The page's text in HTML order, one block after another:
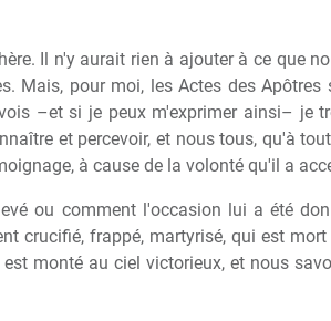
Il n'y aurait rien à ajouter à ce que
Mais, pour moi, les Actes des
–et si je peux m'exprimer ainsi– je
et percevoir, et nous tous, qu'à
à cause de la volonté qu'il a
ou comment l'occasion lui a été
crucifié, frappé, martyrisé, qui est
monté au ciel victorieux, et nous